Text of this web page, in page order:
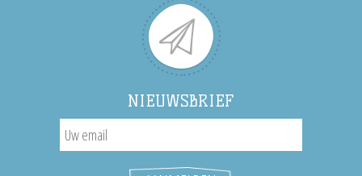
NIEUWSBRIEF